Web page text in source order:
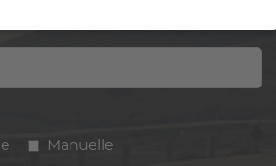
Manuelle